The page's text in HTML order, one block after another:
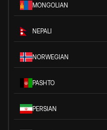
MONGOLIAN
NEPALI
NORWEGIAN
PASHTO
PERSIAN